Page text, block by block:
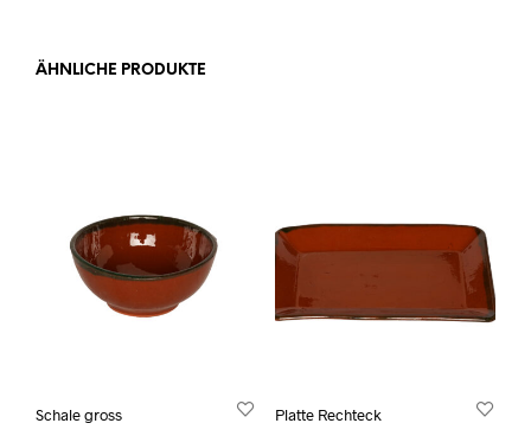
ÄHNLICHE PRODUKTE
Schale gross Platte Rechteck